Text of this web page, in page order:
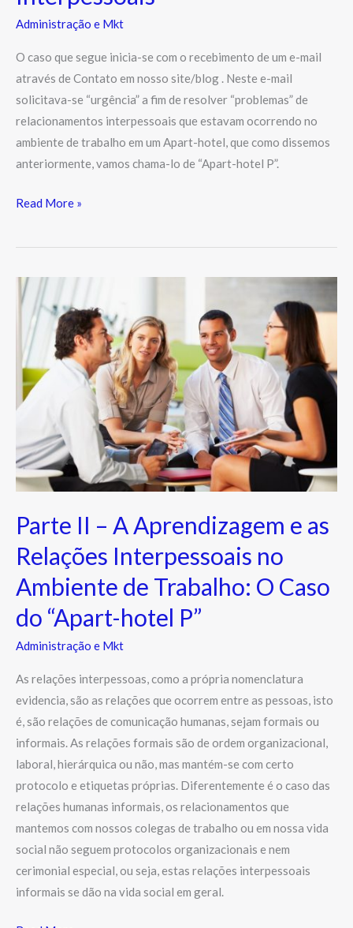
Administração e Mkt
O caso que segue inicia-se com o recebimento de um e-mail
através de Contato em nosso site/blog . Neste e-mail
solicitava-se “urgência” a fim de resolver “problemas” de
relacionamentos interpessoais que estavam ocorrendo no
ambiente de trabalho em um Apart-hotel, que como dissemos
anteriormente, vamos chama-lo de “Apart-hotel P”.
Read More »
Parte II – A Aprendizagem e as
Relações Interpessoais no
Ambiente de Trabalho: O Caso
do “Apart-hotel P”
Administração e Mkt
As relações interpessoas, como a própria nomenclatura
evidencia, são as relações que ocorrem entre as pessoas, isto
é, são relações de comunicação humanas, sejam formais ou
informais. As relações formais são de ordem organizacional,
laboral, hierárquica ou não, mas mantém-se com certo
protocolo e etiquetas próprias. Diferentemente é o caso das
relações humanas informais, os relacionamentos que
mantemos com nossos colegas de trabalho ou em nossa vida
social não seguem protocolos organizacionais e nem
cerimonial especial, ou seja, estas relações interpessoais
informais se dão na vida social em geral.
Parte
II
A
Aprendizagem
as
Relações
Interpessoais
no
de
O
Caso
do
“Apart-
hotel